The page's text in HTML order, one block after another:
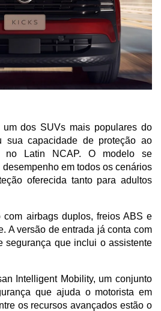
um dos SUVs mais populares do
sua capacidade de proteção ao
no Latin NCAP. O modelo se
em todos os cenários
oferecida tanto para adultos
airbags duplos, freios ABS e
A versão de entrada já conta com
segurança que inclui o assistente
Intelligent Mobility, um conjunto
que ajuda o motorista em
os recursos avançados estão o